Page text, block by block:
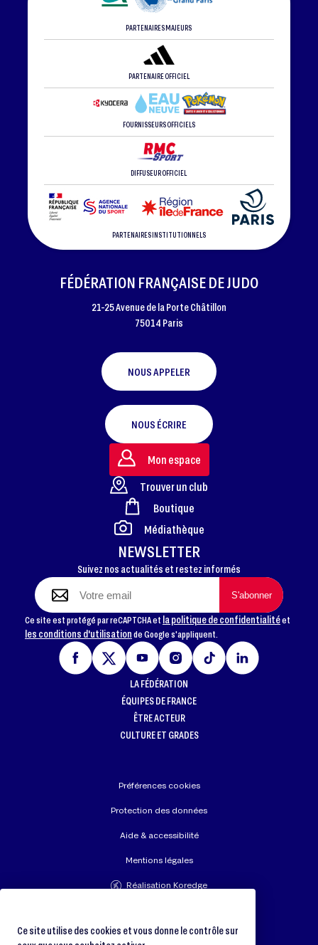
PARTENAIRES MAJEURS
PARTENAIRE OFFICIEL
FOURNISSEURS OFFICIELS
DIFFUSEUR OFFICIEL
PARTENAIRES INSTITUTIONNELS
FOOTER
FÉDÉRATION FRANÇAISE DE JUDO
21-25 Avenue de la Porte Châtillon
75014 Paris
NOUS APPELER
NOUS ÉCRIRE
NEWSLETTER
Suivez nos actualités et restez informés
Ce site est protégé par reCAPTCHA et la politique de confidentialitéet
les conditions d'utilisationde Google s'appliquent.
Mon espace
Trouver un club
Boutique
Médiathèque
LA FÉDÉRATION
ÉQUIPES DE FRANCE
ÊTRE ACTEUR
CULTURE ET GRADES
Préférences cookies
Protection des données
Aide & accessibilité
Mentions légales
Réalisation Koredge
Ce site utilise des cookies et vous donne le contrôle sur